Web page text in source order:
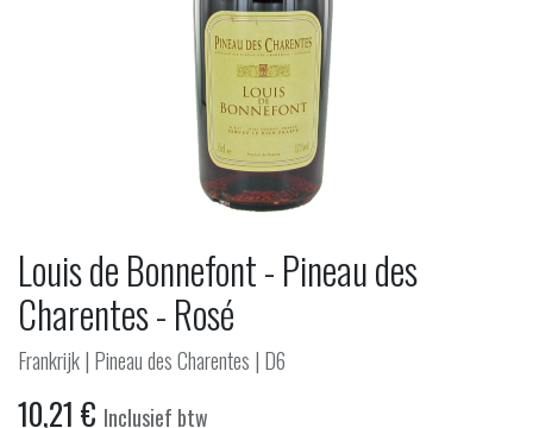
Louis de Bonnefont - Pineau des
Charentes - Rosé
Frankrijk | Pineau des Charentes | D6
10,21 € Inclusief btw